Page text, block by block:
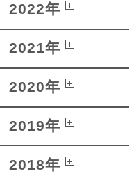
2022年
2021年
2020年
2019年
2018年